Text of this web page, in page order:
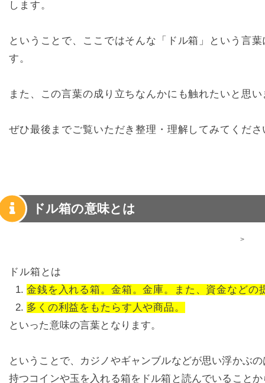
します。
ということで、ここではそんな「ドル箱」という言
す。
また、この言葉の成り立ちなんかにも触れたいと思
ぜひ最後までご覧いただき整理・理解してみてくださ
ドル箱の意味とは
>
ドル箱とは
金銭を入れる箱。金箱。金庫。また、資金などの
多くの利益をもたらす人や商品。
といった意味の言葉となります。
ということで、カジノやギャンブルなどが思い浮かぶ
持つコインや玉を入れる箱をドル箱と読んでいること